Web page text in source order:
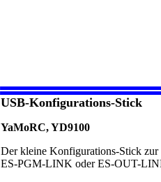
USB-Konfigurations-Stick
YaMoRC, YD9100
Der kleine Konfigurations-Stick
ES-PGM-LINK oder ES-OUT-